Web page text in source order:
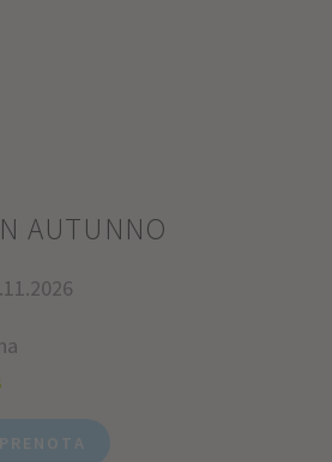
AUTUNNO
PRENOTA